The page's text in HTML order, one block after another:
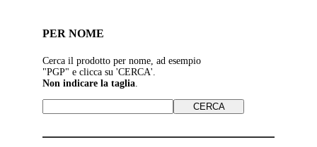
PER NOME
Cerca il prodotto per nome, ad esempio
"PGP" e clicca su 'CERCA'.
Non indicare la taglia